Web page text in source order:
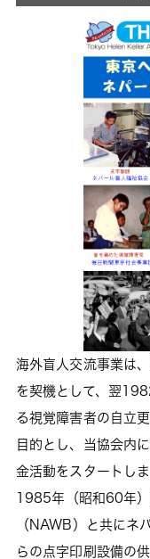
海外盲人交流事業は
を契機として、翌
る視覚障害者の自立
目的とし、当協会内
金活動をスタートしま
1985年（昭和60年
（NAWB）と共にネ
らの点字印刷設備の